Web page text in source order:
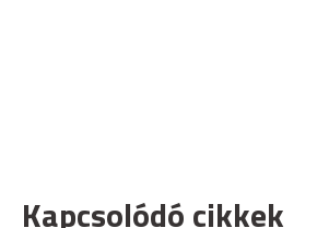
Kapcsolódó cikkek